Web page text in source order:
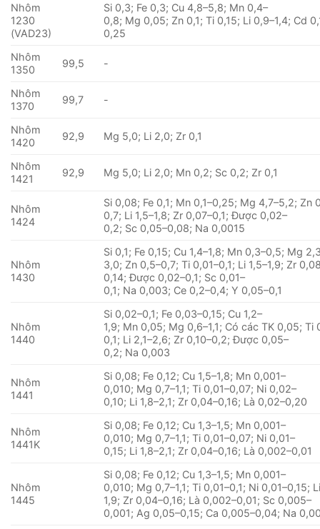
Nhôm
1230
(VAD23)
Si 0,3; Fe 0,3; Cu 4,8–5,8; Mn 0,4–
0,8; Mg 0,05; Zn 0,1; Ti 0,15; Li 0,9–1,4; Cd
0,25
Nhôm
1350
99,5 -
Nhôm
1370
99,7 -
Nhôm
1420
92,9 Mg 5,0; Li 2,0; Zr 0,1
Nhôm
1421
92,9 Mg 5,0; Li 2,0; Mn 0,2; Sc 0,2; Zr 0,1
Nhôm
1424
Si 0,08; Fe 0,1; Mn 0,1–0,25; Mg 4,7–5,2; Zn
0,7; Li 1,5–1,8; Zr 0,07–0,1; Được 0,02–
0,2; Sc 0,05–0,08; Na 0,0015
Nhôm
1430
Si 0,1; Fe 0,15; Cu 1,4–1,8; Mn 0,3–0,5; Mg
3,0; Zn 0,5–0,7; Ti 0,01–0,1; Li 1,5–1,9; Zr
0,14; Được 0,02–0,1; Sc 0,01–
0,1; Na 0,003; Ce 0,2–0,4; Y 0,05–0,1
Nhôm
1440
Si 0,02–0,1; Fe 0,03–0,15; Cu 1,2–
1,9; Mn 0,05; Mg 0,6–1,1; Có các TK 0,05; Ti
0,1; Li 2,1–2,6; Zr 0,10–0,2; Được 0,05–
0,2; Na 0,003
Nhôm
1441
Si 0,08; Fe 0,12; Cu 1,5–1,8; Mn 0,001–
0,010; Mg 0,7–1,1; Ti 0,01–0,07; Ni 0,02–
0,10; Li 1,8–2,1; Zr 0,04–0,16; Là 0,02–0,20
Nhôm
1441K
Si 0,08; Fe 0,12; Cu 1,3–1,5; Mn 0,001–
0,010; Mg 0,7–1,1; Ti 0,01–0,07; Ni 0,01–
0,15; Li 1,8–2,1; Zr 0,04–0,16; Là 0,002–0,01
Nhôm
1445
Si 0,08; Fe 0,12; Cu 1,3–1,5; Mn 0,001–
0,010; Mg 0,7–1,1; Ti 0,01–0,1; Ni 0,01–0,15;
1,9; Zr 0,04–0,16; Là 0,002–0,01; Sc 0,005–
0,001; Ag 0,05–0,15; Ca 0,005–0,04; Na